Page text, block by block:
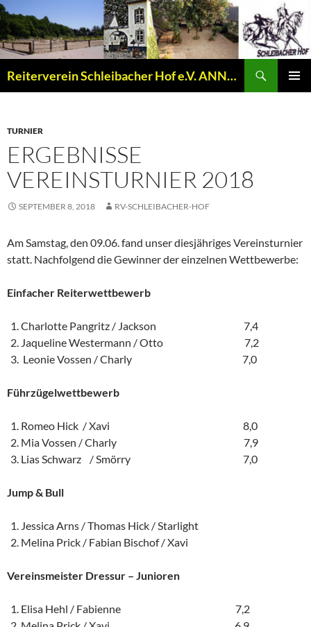
Zum
Inhalt
springen
Reiterverein Schleibacher Hof e.V. ANNO 1977
TURNIER
ERGEBNISSE
VEREINSTURNIER 2018
SEPTEMBER 8, 2018 RV-SCHLEIBACHER-HOF
Am Samstag, den 09.06. fand unser diesjähriges Vereinsturnier
statt. Nachfolgend die Gewinner der einzelnen Wettbewerbe:
Einfacher Reiterwettbewerb
Charlotte Pangritz / Jackson 7,4
Jaqueline Westermann / Otto 7,2
Leonie Vossen / Charly 7,0
Führzügelwettbewerb
Romeo Hick / Xavi 8,0
Mia Vossen / Charly 7,9
Lias Schwarz / Smörry 7,0
Jump & Bull
Jessica Arns / Thomas Hick / Starlight
Melina Prick / Fabian Bischof / Xavi
Vereinsmeister Dressur – Junioren
Elisa Hehl / Fabienne 7,2